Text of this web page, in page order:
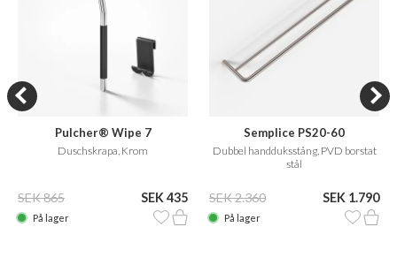
Pulcher® Wipe 7
Duschskrapa, Krom
SEK 865 SEK 435
På lager
Semplice PS20-60
Dubbel handduksstång, PVD borstat
stål
SEK 2.360 SEK 1.790
På lager